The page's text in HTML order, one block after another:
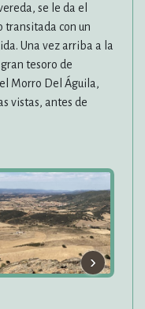
se le da el
transitada con un
Una vez arriba a la
tesoro de
Morro Del Águila,
vistas, antes de
›